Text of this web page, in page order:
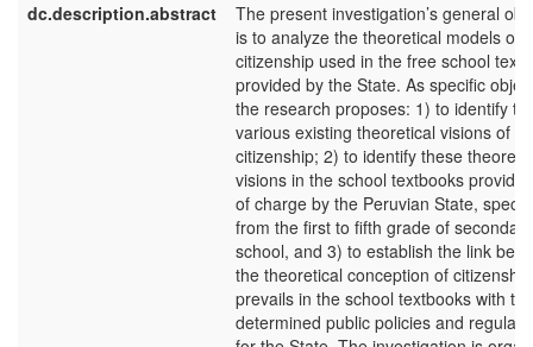
dc.description.abstract
The present investigation’s general
is to analyze the theoretical models of
citizenship used in the free school
provided by the State. As specific
the research proposes: 1) to identify
various existing theoretical visions of
citizenship; 2) to identify these
visions in the school textbooks
of charge by the Peruvian State,
from the first to fifth grade of secondary
school, and 3) to establish the link
the theoretical conception of
prevails in the school textbooks with the
determined public policies and